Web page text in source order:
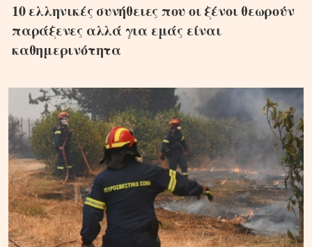
10 ελληνικές συνήθειες που οι ξένοι θεωρούν
παράξενες αλλά για εμάς είναι
καθημερινότητα